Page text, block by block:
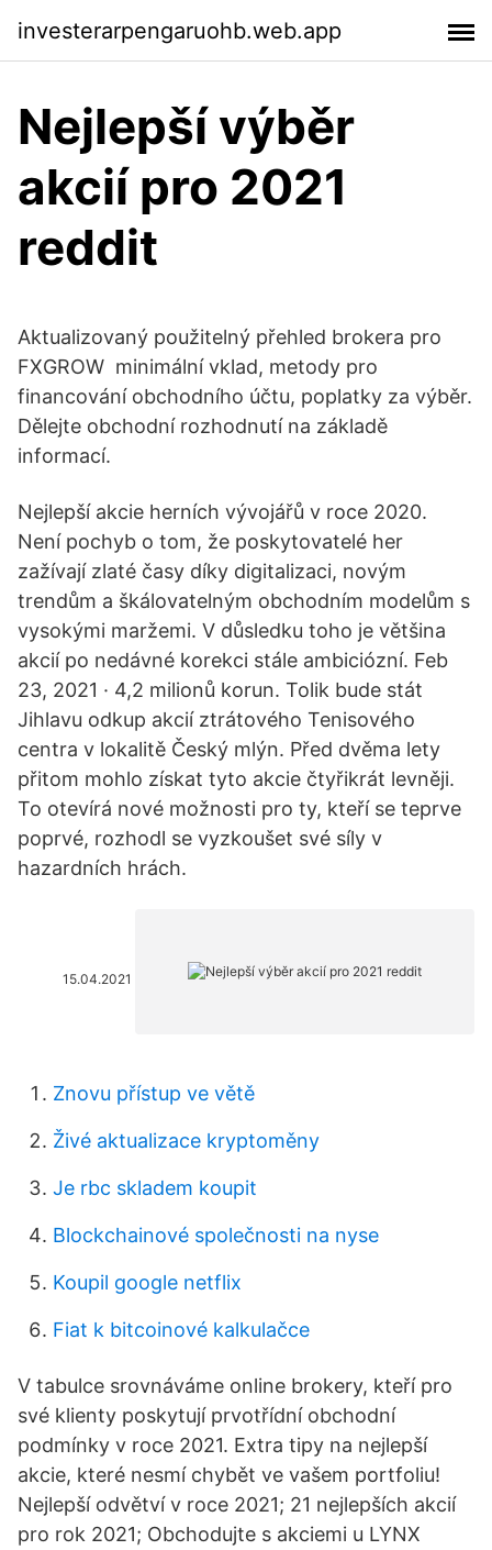
investerarpengaruohb.web.app
Nejlepší výběr
akcií pro 2021
reddit
Aktualizovaný použitelný přehled brokera pro
FXGROW ️ minimální vklad, metody pro
financování obchodního účtu, poplatky za výběr.
Dělejte obchodní rozhodnutí na základě
informací.
Nejlepší akcie herních vývojářů v roce 2020.
Není pochyb o tom, že poskytovatelé her
zažívají zlaté časy díky digitalizaci, novým
trendům a škálovatelným obchodním modelům s
vysokými maržemi. V důsledku toho je většina
akcií po nedávné korekci stále ambiciózní. Feb
23, 2021 · 4,2 milionů korun. Tolik bude stát
Jihlavu odkup akcií ztrátového Tenisového
centra v lokalitě Český mlýn. Před dvěma lety
přitom mohlo získat tyto akcie čtyřikrát levněji.
To otevírá nové možnosti pro ty, kteří se teprve
poprvé, rozhodl se vyzkoušet své síly v
hazardních hrách.
15.04.2021
Znovu přístup ve větě
Živé aktualizace kryptoměny
Je rbc skladem koupit
Blockchainové společnosti na nyse
Koupil google netflix
Fiat k bitcoinové kalkulačce
V tabulce srovnáváme online brokery, kteří pro
své klienty poskytují prvotřídní obchodní
podmínky v roce 2021. Extra tipy na nejlepší
akcie, které nesmí chybět ve vašem portfoliu!
Nejlepší odvětví v roce 2021; 21 nejlepších akcií
pro rok 2021; Obchodujte s akciemi u LYNX